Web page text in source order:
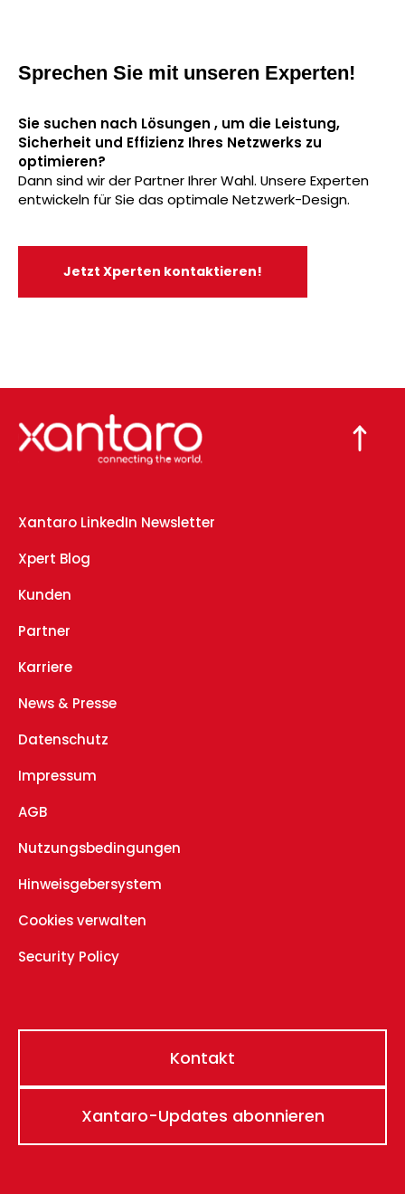
Sprechen Sie mit unseren Experten!
Sie suchen nach Lösungen , um die Leistung,
Sicherheit und Effizienz Ihres Netzwerks zu
optimieren?
Dann sind wir der Partner Ihrer Wahl. Unsere Experten
entwickeln für Sie das optimale Netzwerk-Design.
Jetzt Xperten kontaktieren!
Xantaro LinkedIn Newsletter
Xpert Blog
Kunden
Partner
Karriere
News & Presse
Datenschutz
Impressum
AGB
Nutzungsbedingungen
Hinweisgebersystem
Cookies verwalten
Security Policy
Kontakt
Xantaro-Updates abonnieren